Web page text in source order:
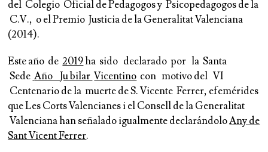
del Colegio Oficial de Pedagogos y Psicopedagogos de la
C.V., o el Premio Justicia de la Generalitat Valenciana
(2014).
Este año de2019ha sido declarado por la Santa
Sede Año Ju bilar Vicentino con motivo del VI
Centenario de la muerte de S. Vicente Ferrer, efemérides
que Les Corts Valencianes i el Consell de la Generalitat
Valenciana han señalado igualmente declarándoloAny de
Sant Vicent Ferrer.